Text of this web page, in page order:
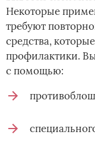
Некоторые
требуют
средства,
профилактики.
с помощью: